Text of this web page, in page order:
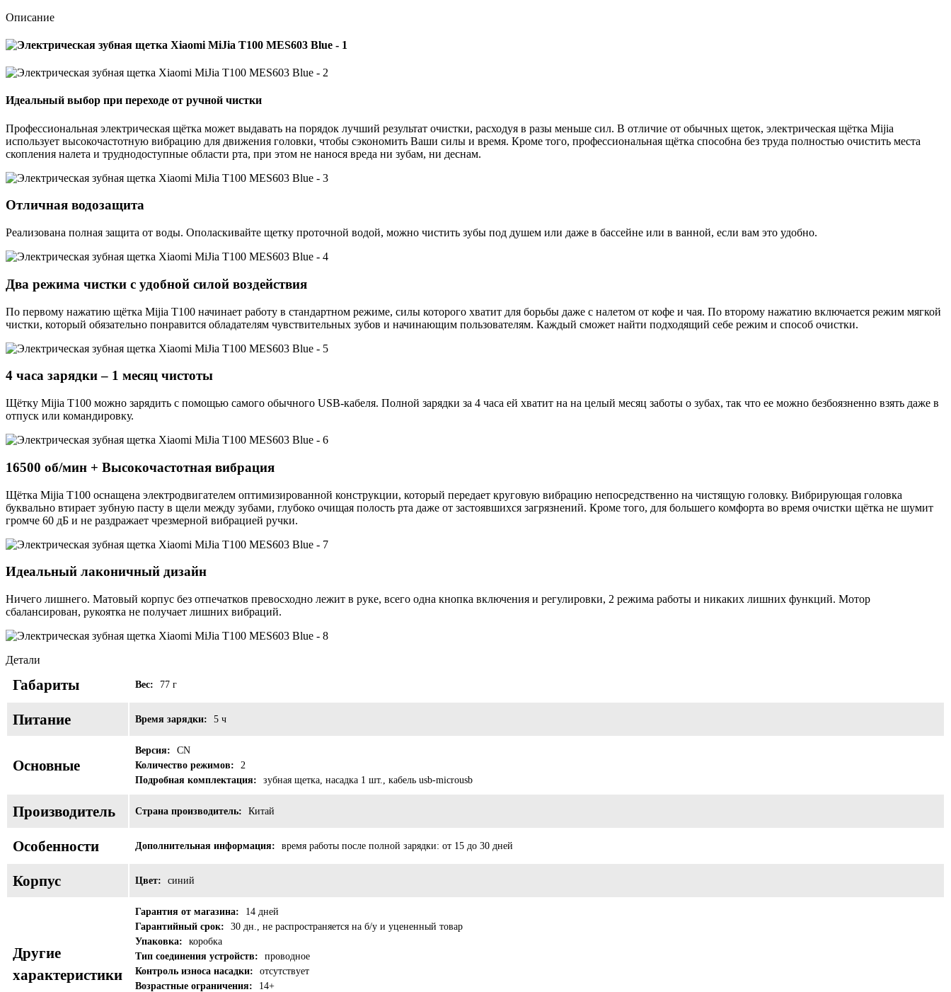
Описание
Идеальный выбор при переходе от ручной чистки
Профессиональная электрическая щётка может выдавать на порядок лучший результат очистки, расходуя в разы меньше сил. В отличие от обычных щеток, электрическая щётка Mijia
использует высокочастотную вибрацию для движения головки, чтобы сэкономить Ваши силы и время. Кроме того, профессиональная щётка способна без труда полностью очистить места
скопления налета и труднодоступные области рта, при этом не нанося вреда ни зубам, ни деснам.
Отличная водозащита
Реализована полная защита от воды. Ополаскивайте щетку проточной водой, можно чистить зубы под душем или даже в бассейне или в ванной, если вам это удобно.
Два режима чистки с удобной силой воздействия
По первому нажатию щётка Mijia T100 начинает работу в стандартном режиме, силы которого хватит для борьбы даже с налетом от кофе и чая. По второму нажатию включается режим мягкой
чистки, который обязательно понравится обладателям чувствительных зубов и начинающим пользователям. Каждый сможет найти подходящий себе режим и способ очистки.
4 часа зарядки – 1 месяц чистоты
Щётку Mijia T100 можно зарядить с помощью самого обычного USB-кабеля. Полной зарядки за 4 часа ей хватит на на целый месяц заботы о зубах, так что ее можно безбоязненно взять даже в
отпуск или командировку.
16500 об/мин + Высокочастотная вибрация
Щётка Mijia T100 оснащена электродвигателем оптимизированной конструкции, который передает круговую вибрацию непосредственно на чистящую головку. Вибрирующая головка
буквально втирает зубную пасту в щели между зубами, глубоко очищая полость рта даже от застоявшихся загрязнений. Кроме того, для большего комфорта во время очистки щётка не шумит
громче 60 дБ и не раздражает чрезмерной вибрацией ручки.
Идеальный лаконичный дизайн
Ничего лишнего. Матовый корпус без отпечатков превосходно лежит в руке, всего одна кнопка включения и регулировки, 2 режима работы и никаких лишних функций. Мотор
сбалансирован, рукоятка не получает лишних вибраций.
Детали
Габариты Вес: 77 г
Питание Время зарядки: 5 ч
Основные
Версия:
CN
Количество режимов:
2
Подробная комплектация:
зубная щетка, насадка 1 шт., кабель usb-microusb
Производитель Страна производитель: Китай
Особенности Дополнительная информация: время работы после полной зарядки: от 15 до 30 дней
Корпус Цвет: синий
Другие
характеристики
Гарантия от магазина:
14 дней
Гарантийный срок:
30 дн., не распространяется на б/у и уцененный товар
Упаковка:
коробка
Тип соединения устройств:
проводное
Контроль износа насадки:
отсутствует
Возрастные ограничения:
14+